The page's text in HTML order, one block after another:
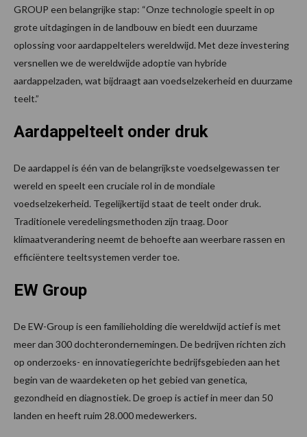
GROUP een belangrijke stap: “Onze technologie speelt in op
grote uitdagingen in de landbouw en biedt een duurzame
oplossing voor aardappeltelers wereldwijd. Met deze investering
versnellen we de wereldwijde adoptie van hybride
aardappelzaden, wat bijdraagt aan voedselzekerheid en duurzame
teelt.”
Aardappelteelt onder druk
De aardappel is één van de belangrijkste voedselgewassen ter
wereld en speelt een cruciale rol in de mondiale
voedselzekerheid. Tegelijkertijd staat de teelt onder druk.
Traditionele veredelingsmethoden zijn traag. Door
klimaatverandering neemt de behoefte aan weerbare rassen en
efficiëntere teeltsystemen verder toe.
EW Group
De EW-Group is een familieholding die wereldwijd actief is met
meer dan 300 dochterondernemingen. De bedrijven richten zich
op onderzoeks- en innovatiegerichte bedrijfsgebieden aan het
begin van de waardeketen op het gebied van genetica,
gezondheid en diagnostiek. De groep is actief in meer dan 50
landen en heeft ruim 28.000 medewerkers.